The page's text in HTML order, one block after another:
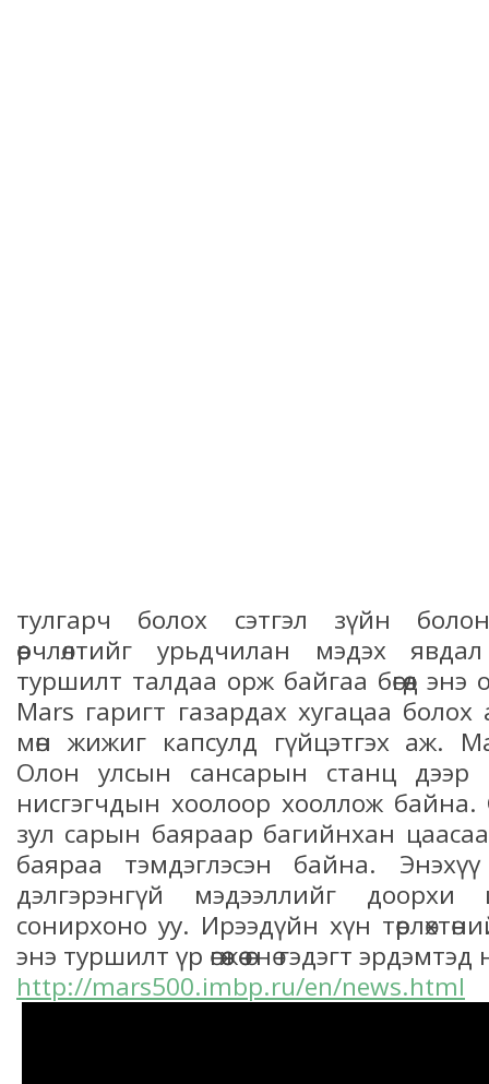
тулгарч болох сэтгэл зүйн
өөрчлөлтийг урьдчилан мэдэх
туршилт талдаа орж байгаа бөгөөд
Mars гаригт газардах хугацаа
мөн жижиг капсулд гүйцэтгэх аж.
Олон улсын сансарын станц дээр
нисгэгчдын хоолоор хооллож байна.
зул сарын баяраар багийнхан
баяраа тэмдэглэсэн байна.
дэлгэрэнгүй мэдээллийг доорхи
сонирхоно уу. Ирээдүйн хүн
энэ туршилт үр өгөөжөө өгнө гэдэгт
http://mars500.imbp.ru/en/news.html